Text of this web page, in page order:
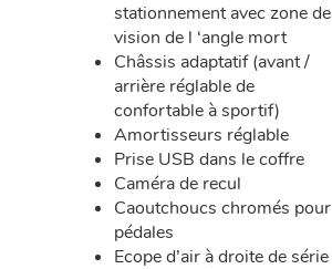
stationnement avec zone de
vision de l ‘angle mort
Châssis adaptatif (avant /
arrière réglable de
confortable à sportif)
Amortisseurs réglable
Prise USB dans le coffre
Caméra de recul
Caoutchoucs chromés pour
pédales
Ecope d’air à droite de série